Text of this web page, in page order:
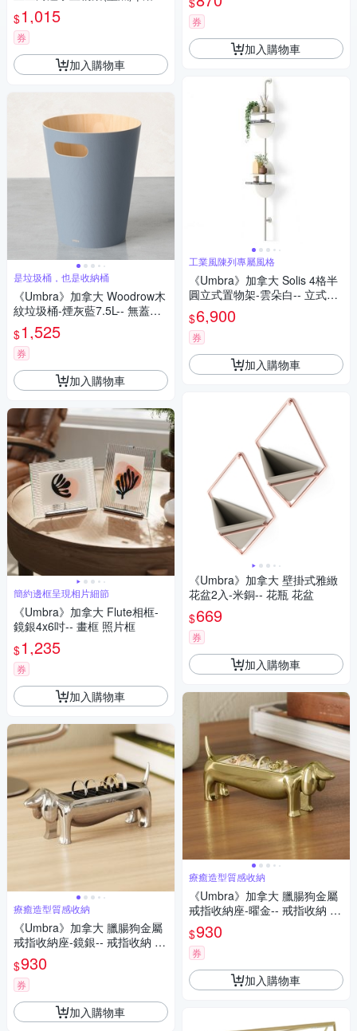
收納架 瓶罐置物架
$1,015
券
加入購物車
是垃圾桶，也是收納桶
《Umbra》加拿大 Woodrow木
紋垃圾桶-煙灰藍7.5L-- 無蓋垃
圾桶 質感垃圾桶
$1,525
券
加入購物車
簡約邊框呈現相片細節
《Umbra》加拿大 Flute相框-
鏡銀4x6吋-- 畫框 照片框
$1,235
券
加入購物車
療癒造型質感收納
《Umbra》加拿大 臘腸狗金屬
戒指收納座-鏡銀-- 戒指收納 戒
指展示
$930
券
加入購物車
券
加入購物車
工業風陳列專屬風格
《Umbra》加拿大 Solis 4格半
圓立式置物架-雲朵白-- 立式收
納架 展示架
$6,900
券
加入購物車
《Umbra》加拿大 壁掛式雅緻
花盆2入-米銅-- 花瓶 花盆
$669
券
加入購物車
療癒造型質感收納
《Umbra》加拿大 臘腸狗金屬
戒指收納座-曜金-- 戒指收納 戒
指展示
$930
券
加入購物車